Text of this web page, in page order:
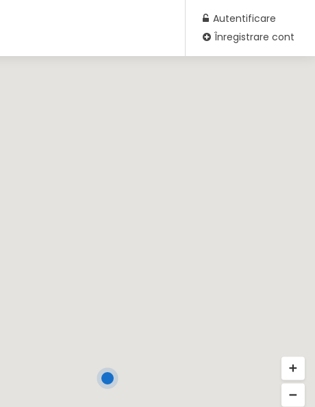
Autentificare
Înregistrare cont